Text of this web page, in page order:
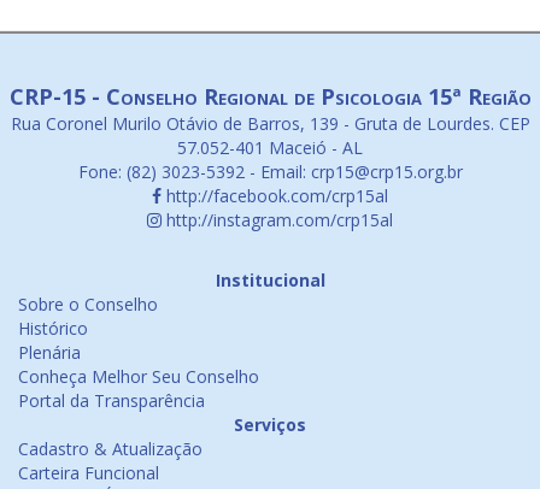
CRP-15 - Conselho Regional de Psicologia 15ª Região
Rua Coronel Murilo Otávio de Barros, 139 - Gruta de Lourdes. CEP
57.052-401 Maceió - AL
Fone: (82) 3023-5392 - Email: crp15@crp15.org.br
http://facebook.com/crp15al
http://instagram.com/crp15al
Institucional
Sobre o Conselho
Histórico
Plenária
Conheça Melhor Seu Conselho
Portal da Transparência
Serviços
Cadastro & Atualização
Carteira Funcional